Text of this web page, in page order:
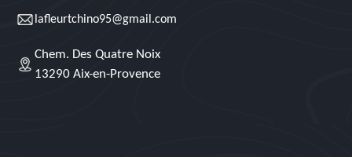
lafleurtchino95@gmail.com
Chem. Des Quatre Noix
13290 Aix-en-Provence